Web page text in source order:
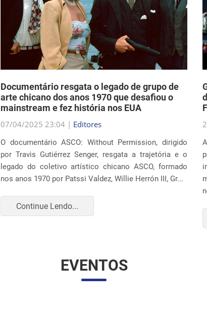
Documentário resgata o legado de grupo de
arte chicano dos anos 1970 que desafiou o
mainstream e fez história nos EUA
07/04/2025 23:04 |Editores
por Travis Gutiérrez Senger, resgata a trajetória e o
legado do coletivo artístico chicano ASCO, formado
nos anos 1970 por Patssi Valdez, Willie Herrón III, Gr...
Continue Lendo...